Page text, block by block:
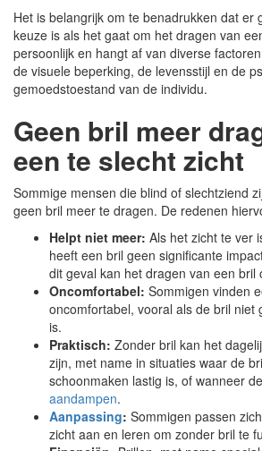
Het is belangrijk om te benadrukken dat er
keuze is als het gaat om het dragen van
persoonlijk en hangt af van diverse
de visuele beperking, de levensstijl en de
gemoedstoestand van de individu.
Geen bril meer
een te slecht zicht
Sommige mensen die blind of slechtziend
geen bril meer te dragen. De redenen
Helpt niet meer: Als het zicht te ver
heeft een bril geen significante
dit geval kan het dragen van een bril
Oncomfortabel: Sommigen vinden
oncomfortabel, vooral als de bril niet
is.
Praktisch: Zonder bril kan het
zijn, met name in situaties waar de
schoonmaken lastig is, of wanneer de
aandampen.
Aanpassing: Sommigen passen
zicht aan en leren om zonder bril te